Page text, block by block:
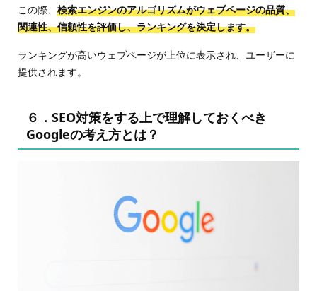
この際、 検索エンジンのアルゴリズムがウェブページの品質、
関連性、信頼性を評価し、ランキングを決定します。
ランキングが高いウェブページが上位に表示され、ユーザーに
提供されます。
６．SEO対策をする上で理解しておくべき
Googleの考え方とは？